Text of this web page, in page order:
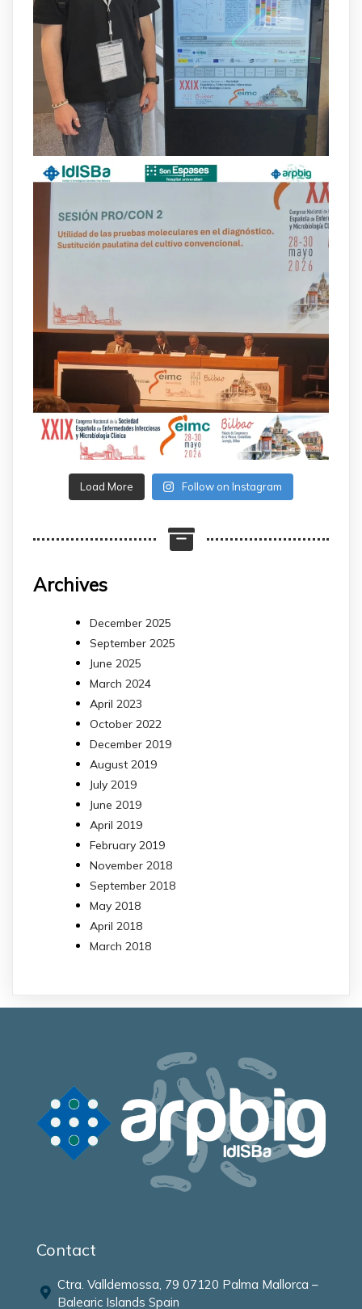
Load More Follow on Instagram
Archives
December 2025
September 2025
June 2025
March 2024
April 2023
October 2022
December 2019
August 2019
July 2019
June 2019
April 2019
February 2019
November 2018
September 2018
May 2018
April 2018
March 2018
Contact
Ctra. Valldemossa, 79 07120 Palma Mallorca –
Balearic Islands Spain